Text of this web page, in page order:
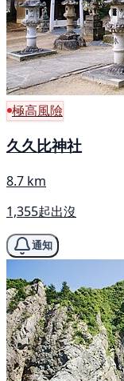
極高風險
久久比神社
8.7 km
1,355起出沒
通知